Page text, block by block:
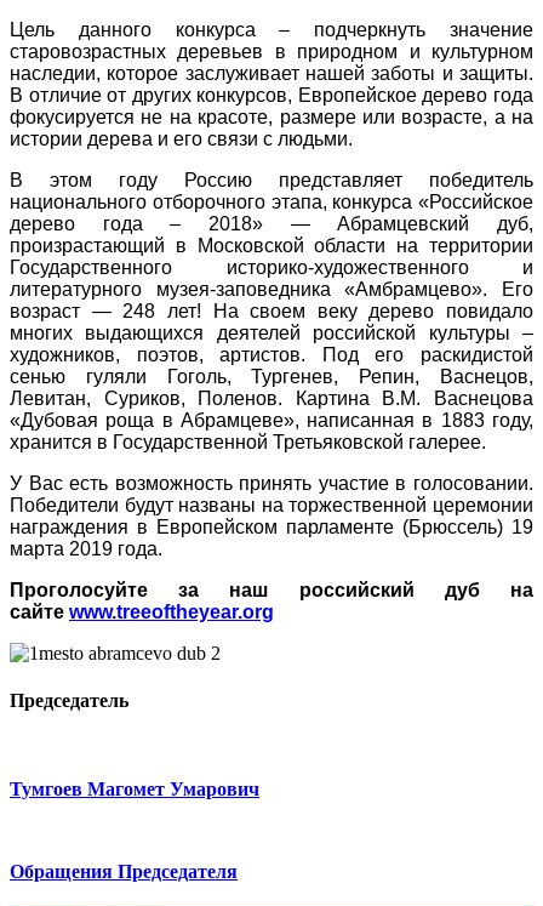
Цель данного конкурса – подчеркнуть значение
старовозрастных деревьев в природном и культурном
наследии, которое заслуживает нашей заботы и защиты.
В отличие от других конкурсов, Европейское дерево года
фокусируется не на красоте, размере или возрасте, а на
истории дерева и его связи с людьми.
В этом году Россию представляет победитель
национального отборочного этапа, конкурса «Российское
дерево года – 2018» — Абрамцевский дуб,
произрастающий в Московской области на территории
Государственного историко-художественного и
литературного музея-заповедника «Амбрамцево». Его
возраст — 248 лет! На своем веку дерево повидало
многих выдающихся деятелей российской культуры –
художников, поэтов, артистов. Под его раскидистой
сенью гуляли Гоголь, Тургенев, Репин, Васнецов,
Левитан, Суриков, Поленов. Картина В.М. Васнецова
«Дубовая роща в Абрамцеве», написанная в 1883 году,
хранится в Государственной Третьяковской галерее.
У Вас есть возможность принять участие в голосовании.
Победители будут названы на торжественной церемонии
награждения в Европейском парламенте (Брюссель) 19
марта 2019 года.
Проголосуйте за наш российский дуб на
сайте www.treeoftheyear.org
Председатель
Тумгоев Магомет Умарович
Обращения Председателя